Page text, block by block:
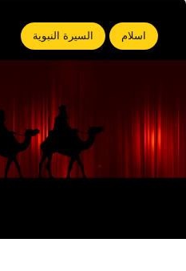
اسلام السيرة النبوية